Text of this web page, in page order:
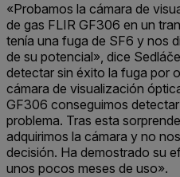
«Probamos la cámara de
de gas FLIR GF306 en un
tenía una fuga de SF6 y nos
de su potencial», dice
detectar sin éxito la fuga por
cámara de visualización
GF306 conseguimos
problema. Tras esta
adquirimos la cámara y no
decisión. Ha demostrado su
unos pocos meses de uso».